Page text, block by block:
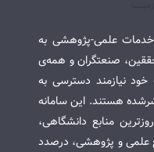
خدمات علمی-پژوهشی به
صنعتگران و همه‌ی
نیازمند دسترسی به
هستند. این سامانه
منابع دانشگاهی،
علمی و پژوهشی، درصدد